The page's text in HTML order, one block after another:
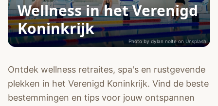
Wellness in het Verenigd
Koninkrijk
Photo by dylan nolteon Unsplash
Ontdek wellness retraites, spa's en rustgevende
plekken in het Verenigd Koninkrijk. Vind de beste
bestemmingen en tips voor jouw ontspannen